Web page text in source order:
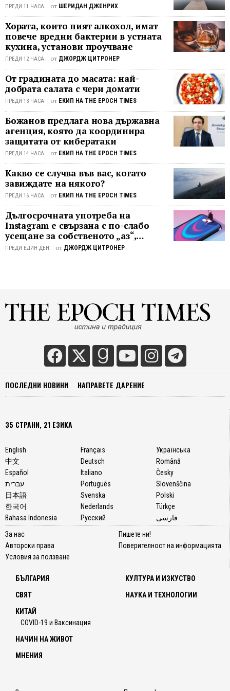
в
опера
В
втория
на
от П.
И.
опера
–
Русе
своята
среща
с
в
живата
от операта „Евгений Онегин“ на
вдъхновяващите и многопластови
женски образи в оперната
литература. В него се срещат
чистотата на младостта, силата на
мечтите и неизбежното болезнено
порастване — онзи вътрешен път от
романтичната чувствителност към
зрелия, осъзнат избор. Именно
върху тази дълбочина и
психологическа еволюция се гради и
разговорът с Цветелина ...
ПРЕДИ 11 ЧАСА от ШЕРИДАН ДЖЕНРИХ
Хората, които пият алкохол, имат
повече вредни бактерии в устната
кухина, установи проучване
ПРЕДИ 12 ЧАСА от ДЖОРДЖ ЦИТРОНЕР
От градината до масата: най-
добрата салата с чери домати
ПРЕДИ 13 ЧАСА от ЕКИП НА THE EPOCH TIMES
Божанов предлага нова държавна
агенция, която да координира
защитата от кибератаки
ПРЕДИ 14 ЧАСА от ЕКИП НА THE EPOCH TIMES
Какво се случва във вас, когато
завиждате на някого?
ПРЕДИ 16 ЧАСА от ЕКИП НА THE EPOCH TIMES
Дългосрочната употреба на
Instagram е свързана с по-слабо
усещане за собственото „аз“,
показва проучване
ПРЕДИ ЕДИН ДЕН от ДЖОРДЖ ЦИТРОНЕР
ПОСЛЕДНИ НОВИНИ НАПРАВЕТЕ ДАРЕНИЕ
35 СТРАНИ, 21 ЕЗИКА
English
中文
Español
עברית
日本語
한국어
Bahasa Indonesia
Français
Deutsch
Italiano
Português
Svenska
Nederlands
Русский
Українська
Română
Česky
Slovenščina
Polski
Türkçe
فارسی
За нас
Авторски права
Условия за ползване
Пишете ни!
Поверителност на информацията
БЪЛГАРИЯ
СВЯТ
КИТАЙ
COVID-19 и Ваксинация
КУЛТУРА И ИЗКУСТВО
НАУКА И ТЕХНОЛОГИИ
НАЧИН НА ЖИВОТ
МНЕНИЯ